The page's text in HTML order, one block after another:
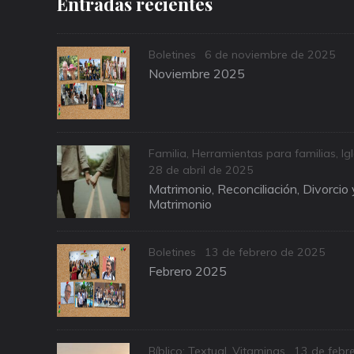
Categories
Boletines
Posted
on
6 de noviembre de 2025
Noviembre 2025
Categories
Familia, Herramientas para familias,
Posted
on
28 de abril de 2025
Matrimonio, Reconciliación, Divorcio
Matrimonio
Categories
Boletines
Posted
on
13 de febrero de 2025
Febrero 2025
Categories
Bíblico: Textual ,Vitaminas Posted
13 de